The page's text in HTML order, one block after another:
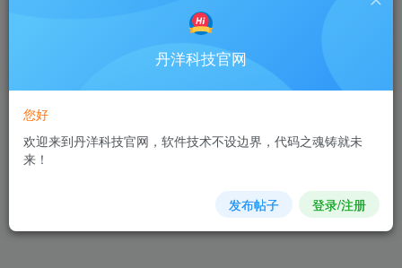
AI系统[聚合各类大模型API接口]
AI系统
丹洋科技官网
您好
欢迎来到丹洋科技官网，软件技术不设边界，代码之魂铸就未
来！
发布帖子 登录/注册